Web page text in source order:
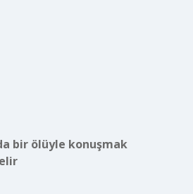
bir ölüyle konuşmak